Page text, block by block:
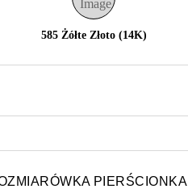
585 Żółte Złoto (14K)
PIERŚCIONKA